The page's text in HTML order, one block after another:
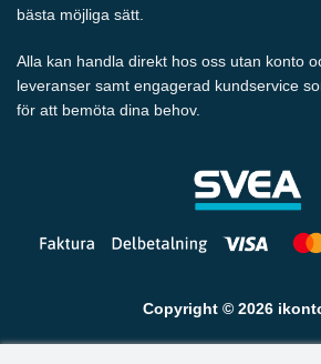
bästa möjliga sätt.
Alla kan handla direkt hos oss utan konto
leveranser samt engagerad kundservice
för att bemöta dina behov.
Copyright © 2026